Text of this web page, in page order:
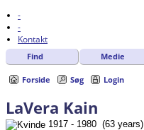
-
-
Kontakt
Find Medie
Forside Søg Login
LaVera Kain
1917 - 1980 (63 years)